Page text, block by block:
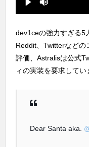
dev1ceの強力すぎる5
Reddit、Twitterなどの
評価、Astralisは公式
ィの実装を要求してい
Dear Santa aka.